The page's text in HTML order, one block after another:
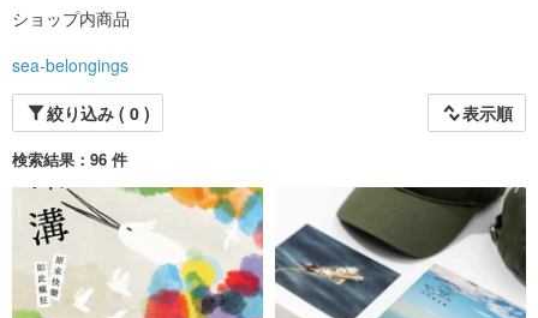
ショップ内商品
sea-belongings
絞り込み ( 0 )
表示順
検索結果：96 件